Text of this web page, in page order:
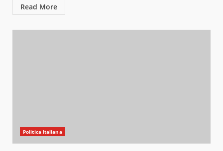
Read More
Politica Italiana